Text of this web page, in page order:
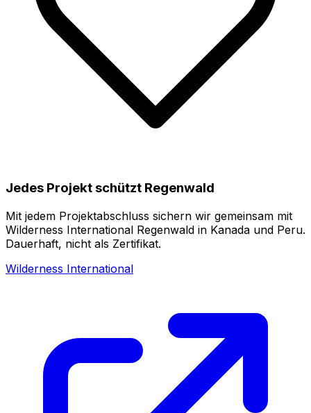
Jedes Projekt schützt Regenwald
Mit jedem Projektabschluss sichern wir gemeinsam mit
Wilderness International Regenwald in Kanada und Peru.
Dauerhaft, nicht als Zertifikat.
Wilderness International